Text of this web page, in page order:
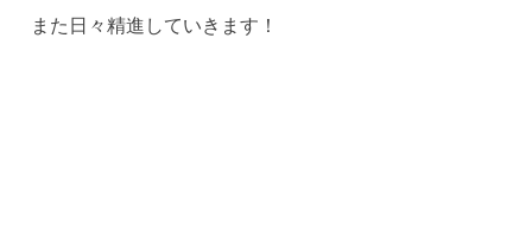
また日々精進していきます！